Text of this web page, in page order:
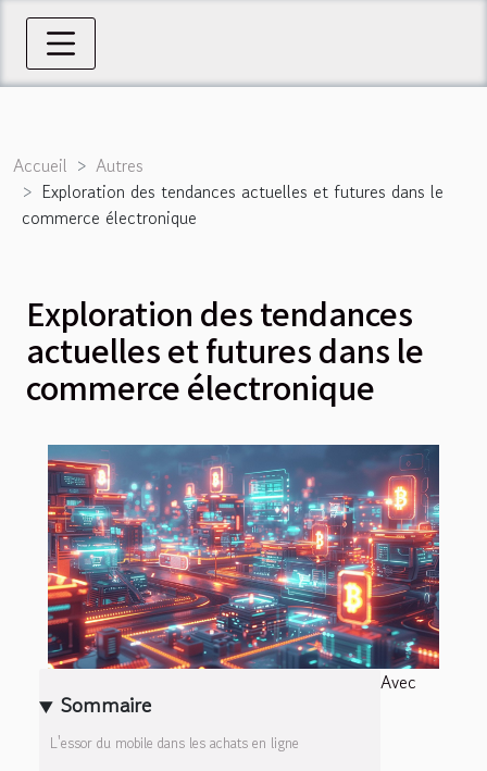
Accueil
Autres
Exploration des tendances actuelles et futures dans le
commerce électronique
Exploration des tendances
actuelles et futures dans le
commerce électronique
Sommaire
L'essor du mobile dans les achats en ligne
Avec